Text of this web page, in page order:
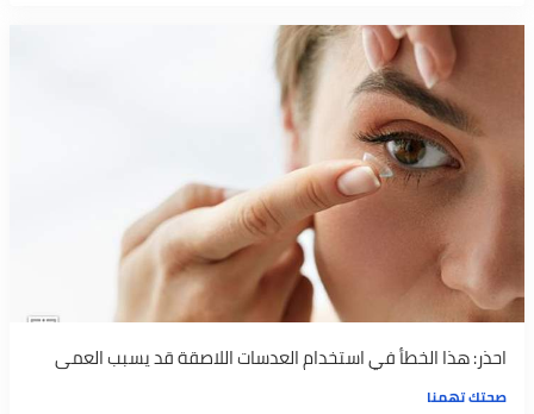
احذر: هذا الخطأ في استخدام العدسات اللاصقة قد يسبب العمى
صحتك تهمنا